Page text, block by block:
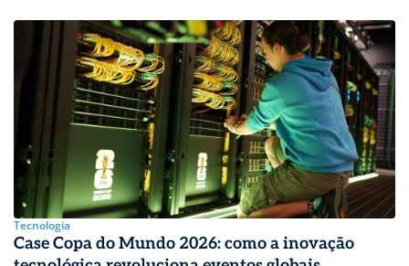
Tecnologia
Case Copa do Mundo 2026: como a inovação